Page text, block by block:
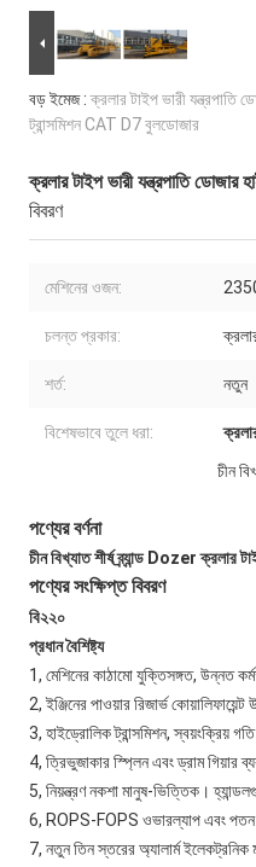
বড় ইমেজ :ক্রলার টাইপ ভারী যন্ত্রপাতি
ট্রান্সমিশন CAT D7 বুলডোজার
ক্রলার টাইপ ভারী যন্ত্রপাতি
বিবরণ
মেশিনের ওজন:
চলন্ত প্রকার:
শর্ত: নতুন
বিশেষভাবে তুলে ধরা:
চীন
পণ্যের বর্ণনা
চীন বিখ্যাত শীর্ষ ব্র্যান্ড Dozer
পণ্যের সংক্ষিপ্ত বিবরণ
বি২২০
প্রধান বৈশিষ্ট্য
1, মেশিনের কাঠামো যুক্তিসঙ্গত, উন্নত
2, ইঞ্জিনের পাওয়ার রিজার্ভ
3, হাইড্রোলিক ট্রান্সমিশন, স্বয়ংক্রিয়
4, ত্রিভুজাকার স্প্লিন এবং ড্রাম গিয়ার
5, নিয়ন্ত্রণ নকশা মানুষ-ভিত্তিক।
6, ROPS-FOPS ওভারল্যাপ এবং পতন
7, নতুন তিন স্তরের অ্যালার্ম ইলেকট্রনিক